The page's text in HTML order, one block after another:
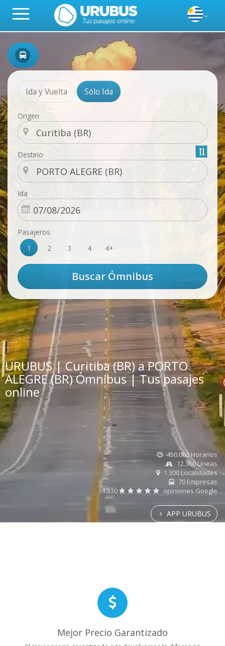
Ida y Vuelta Sólo Ida
Origen
Destino
Ida
Pasajeros
1
2 3 4 4+
URUBUS | Curitiba (BR) a PORTO
ALEGRE (BR) Ómnibus | Tus pasajes
online
450.000 Horarios
12.300 Líneas
1.300 Localidades
70 Empresas
1.230
opiniones Google
APP URUBUS
Mejor Precio Garantizado